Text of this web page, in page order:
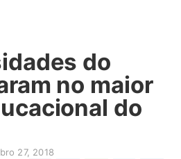
do
no maior
do
27, 2018